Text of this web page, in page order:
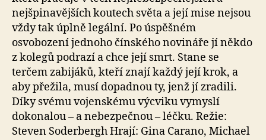
nejšpinavějších koutech světa a její mise nejsou
vždy tak úplně legální. Po úspěšném
osvobození jednoho čínského novináře jí někdo
z kolegů podrazí a chce její smrt. Stane se
terčem zabijáků, kteří znají každý její krok, a
aby přežila, musí dopadnou ty, jenž jí zradili.
Díky svému vojenskému výcviku vymyslí
dokonalou – a nebezpečnou – léčku. Režie:
Steven Soderbergh Hrají: Gina Carano, Michael